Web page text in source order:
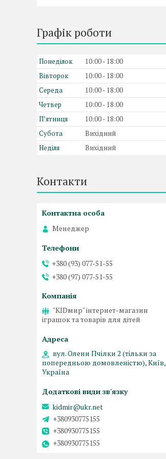
Графік роботи
Понеділок 10:00
18:00
Вівторок
10:00
18:00
Середа
10:00
18:00
Четвер
10:00
18:00
Пʼятниця
10:00
18:00
Субота
Вихідний
Неділя
Вихідний
Контакти
Менеджер
+380 (93) 077-51-55
+380 (97) 077-51-55
"KIDмир" інтернет-магазин
іграшок та товарів для дітей
вул. Олени Пчілки 2 (тільки за
попередньою домовленістю), Київ,
Україна
kidmir@ukr.net
+380930775155
+380930775155
+380930775155